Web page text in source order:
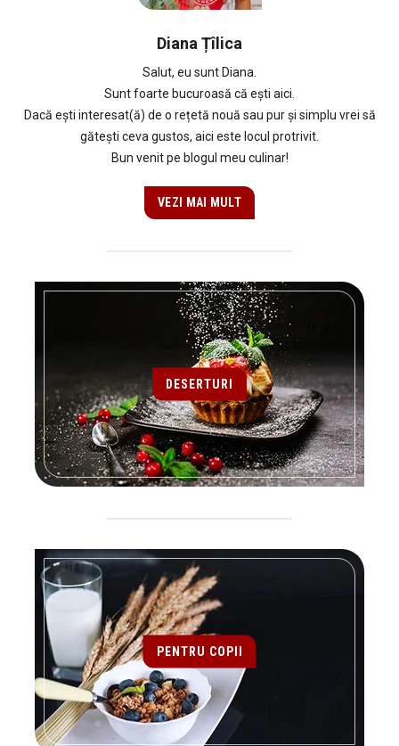
Diana Țîlica
Salut, eu sunt Diana.
Sunt foarte bucuroasă că ești aici.
Dacă ești interesat(ă) de o rețetă nouă sau pur și simplu vrei să
gătești ceva gustos, aici este locul protrivit.
Bun venit pe blogul meu culinar!
VEZI MAI MULT
DESERTURI
PENTRU COPII